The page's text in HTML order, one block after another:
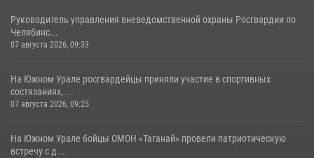
Руководитель управления вневедомственной охраны Росгвардии по
Челябинс...
07 августа 2026, 09:33
На Южном Урале росгвардейцы приняли участие в спортивных
состязаниях, ...
07 августа 2026, 09:25
На Южном Урале бойцы ОМОН «Таганай» провели патриотическую
встречу с д...